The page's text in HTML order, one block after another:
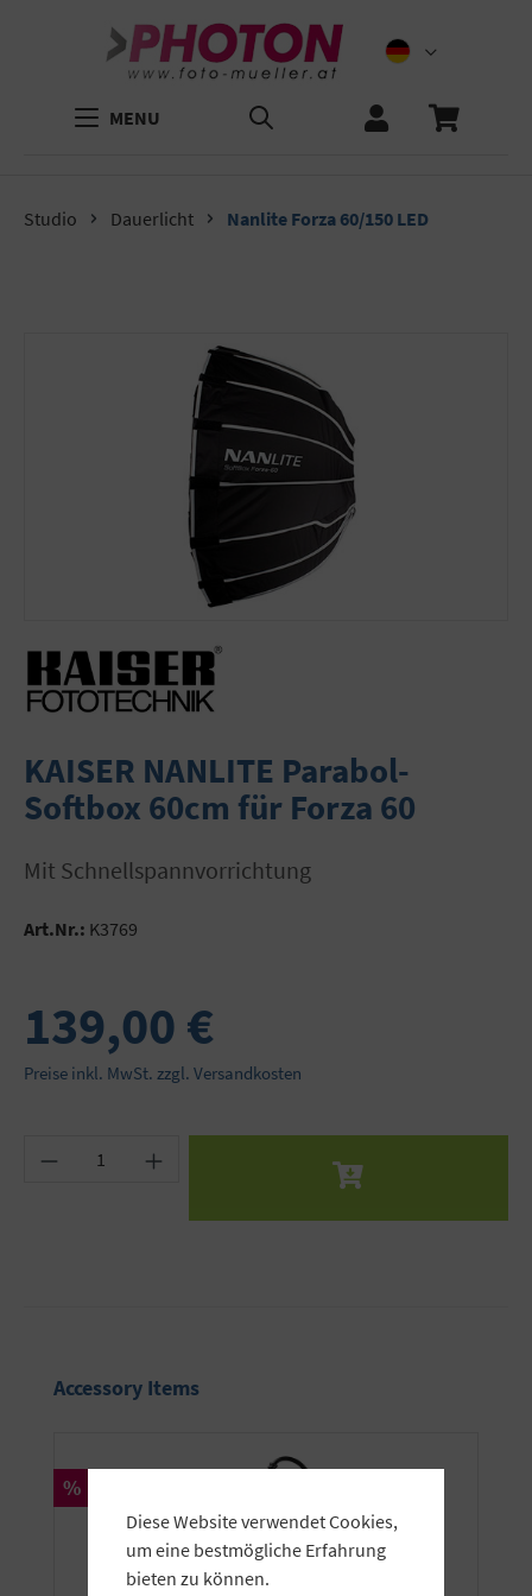
MENU
Studio Dauerlicht Nanlite Forza 60/150 LED
Bildergalerie überspringen
KAISER NANLITE Parabol-
Softbox 60cm für Forza 60
mit Schnellspannvorrichtung
Art.Nr.: K3769
139,00 €
Preise inkl. MwSt. zzgl. Versandkosten
Produkt Anzahl: Gib den gewünschten Wert
Produktgalerie überspringen
Accessory Items
Rabatt
%
Diese Website verwendet Cookies,
um eine bestmögliche Erfahrung
bieten zu können.